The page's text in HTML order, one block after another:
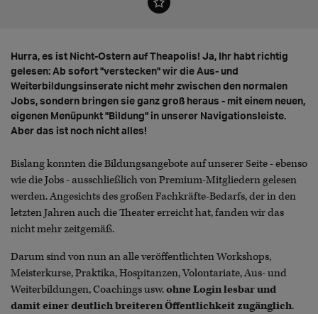
Hurra, es ist Nicht-Ostern auf Theapolis! Ja, Ihr habt richtig
gelesen: Ab sofort "verstecken" wir die Aus- und
Weiterbildungsinserate nicht mehr zwischen den normalen
Jobs, sondern bringen sie ganz groß heraus - mit einem neuen,
eigenen Menüpunkt "Bildung" in unserer Navigationsleiste.
Aber das ist noch nicht alles!
Bislang konnten die Bildungsangebote auf unserer Seite - ebenso
wie die Jobs - ausschließlich von Premium-Mitgliedern gelesen
werden. Angesichts des großen Fachkräfte-Bedarfs, der in den
letzten Jahren auch die Theater erreicht hat, fanden wir das
nicht mehr zeitgemäß.
Darum sind von nun an alle veröffentlichten Workshops,
Meisterkurse, Praktika, Hospitanzen, Volontariate, Aus- und
Weiterbildungen, Coachings usw.ohne Login lesbar und
damit einer deutlich breiteren Öffentlichkeit zugänglich.